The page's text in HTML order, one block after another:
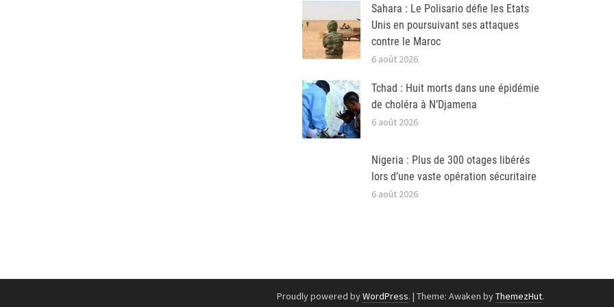
Sahara : Le Polisario défie les Etats
Unis en poursuivant ses attaques
contre le Maroc
6 août 2026
Tchad : Huit morts dans une épidémie
de choléra à N’Djamena
6 août 2026
Nigeria : Plus de 300 otages libérés
lors d’une vaste opération sécuritaire
6 août 2026
Proudly powered byWordPress. | Theme: Awaken byThemezHut.